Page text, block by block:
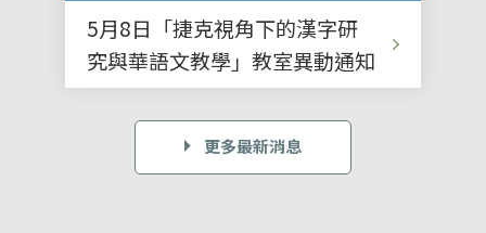
5月8日「捷克視角下的漢字研
究與華語文教學」教室異動通知
更多最新消息